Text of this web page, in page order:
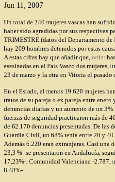
Jun 11, 2007
Un total de 240 mujeres vascas han
haber sido agredidas por sus respectivas
TRIMESTRE (datos del Departamento
hay 209 hombres detenidos por estas
A estas cifras hay que añadir que, order
asesinadas en el País Vasco dos
23 de marzo y la otra en Vitoria el pasado
En el Estado, al menos 19.620 mujeres
tratos de su pareja o ex pareja entre
denuncias diarias y un aumento de un
fuerzas de seguridad practicaron más de
de 62.170 denuncias presentadas. De las
Guardia Civil, un 68% tenía entre 20 y 40
Además 6.220 eran extranjeras. Casi una
23,3 %- se presentaron en Andalucía,
17,23%-, Comunidad Valenciana -2.787,
8.48%-.